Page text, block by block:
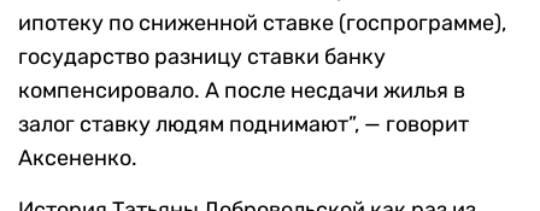
ипотеку по сниженной ставке (госпрограмме),
государство разницу ставки банку
компенсировало. А после несдачи жилья в
залог ставку людям поднимают”, — говорит
Аксененко.